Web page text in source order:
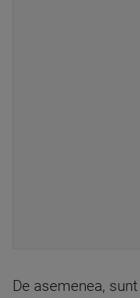
De asemenea,